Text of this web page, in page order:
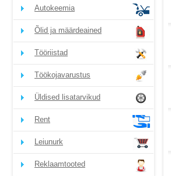
Autokeemia
Õlid ja määrdeained
Tööriistad
Töökojavarustus
Üldised lisatarvikud
Rent
Leiunurk
Reklaamtooted